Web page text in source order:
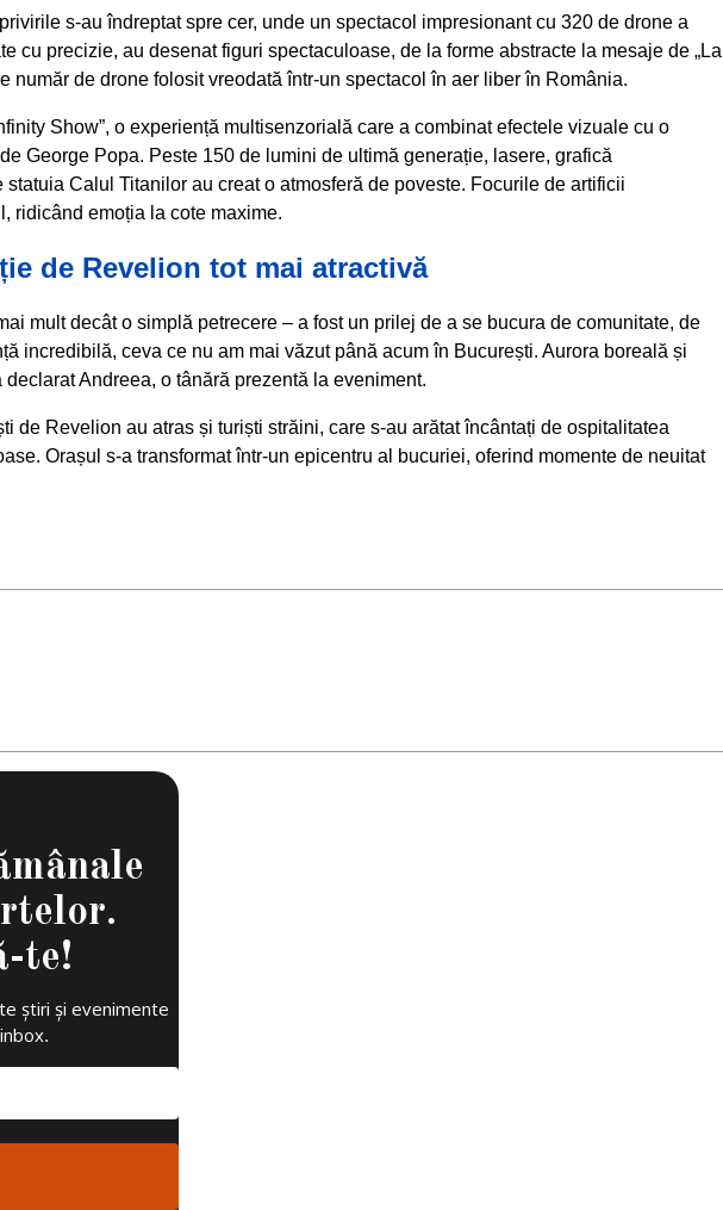
s-au îndreptat spre cer, unde un spectacol impresionant cu 320 de drone a
cu precizie, au desenat figuri spectaculoase, de la forme abstracte la mesaje de „La
număr de drone folosit vreodată într-un spectacol în aer liber în România.
Show”, o experiență multisenzorială care a combinat efectele vizuale cu o
George Popa. Peste 150 de lumini de ultimă generație, lasere, grafică
Calul Titanilor au creat o atmosferă de poveste. Focurile de artificii
ridicând emoția la cote maxime.
de Revelion tot mai atractivă
mult decât o simplă petrecere – a fost un prilej de a se bucura de comunitate, de
incredibilă, ceva ce nu am mai văzut până acum în București. Aurora boreală și
Andreea, o tânără prezentă la eveniment.
de Revelion au atras și turiști străini, care s-au arătat încântați de ospitalitatea
Orașul s-a transformat într-un epicentru al bucuriei, oferind momente de neuitat
te!
știri și evenimente
.